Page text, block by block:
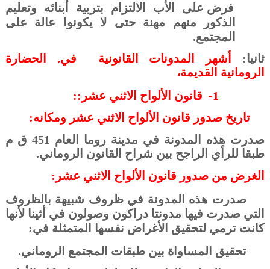
فرض على الأب الالتزام بتربية أبنائه وتعليم
الذكور منهم مهنة حتى لا يكونوا عالة على
المجتمع.
ثانيا: أشهر المدونات القانونية
في. الحضارة
الرومانية القديمة،
1-
قانون الألواح الاثني عشر::
تاريخ صدور قانون الألواح الاثني عشر ومكانه:
صدرت هذه المدونة في مدينة روما العام 451 ق م
طبقا للرأي الراجح بين شراح القانون الروماني.
الغرض من صدور قانون الألواح الاثني عشر:
صدرت هذه المدونة في ظروف شبيهة بالظروف
التي صدرت فيها مدونتا دراكون وصولون في أثينا لأنها
كانت ترمي لتحقيق الأغراض نفسها المتمثلة في:
تحقيق المساواة بين طبقات المجتمع الروماني.